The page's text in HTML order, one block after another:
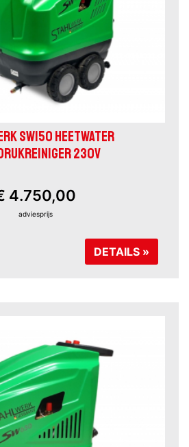
SW150 HEETWATER
230V
4.750,00
adviesprijs
DETAILS »